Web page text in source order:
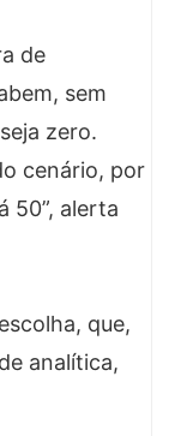
de
sem
zero.
cenário, por
50”, alerta
que,
analítica,